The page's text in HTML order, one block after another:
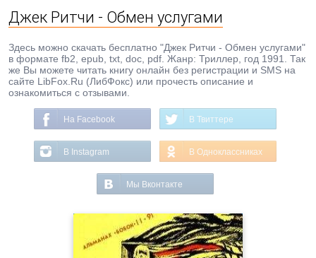
Джек Ритчи - Обмен услугами
Здесь можно скачать бесплатно "Джек Ритчи - Обмен услугами"
в формате fb2, epub, txt, doc, pdf. Жанр: Триллер, год 1991. Так
же Вы можете читать книгу онлайн без регистрации и SMS на
сайте LibFox.Ru (ЛибФокс) или прочесть описание и
ознакомиться с отзывами.
На Facebook В Твиттере
В Instagram В Одноклассниках
Мы Вконтакте